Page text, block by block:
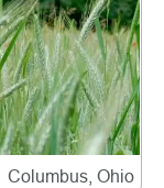
Columbus, Ohio